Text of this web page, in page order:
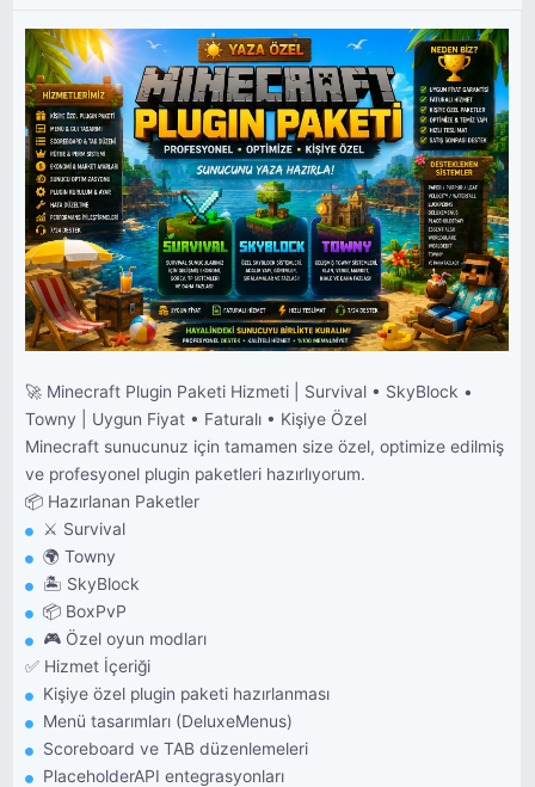
🚀 Minecraft Plugin Paketi Hizmeti | Survival • SkyBlock •
Towny | Uygun Fiyat • Faturalı • Kişiye Özel
Minecraft sunucunuz için tamamen size özel, optimize edilmiş
ve profesyonel plugin paketleri hazırlıyorum.
📦 Hazırlanan Paketler
⚔️ Survival
🌍 Towny
🏝️ SkyBlock
📦 BoxPvP
🎮 Özel oyun modları
✅ Hizmet İçeriği
Kişiye özel plugin paketi hazırlanması
Menü tasarımları (DeluxeMenus)
Scoreboard ve TAB düzenlemeleri
PlaceholderAPI entegrasyonları